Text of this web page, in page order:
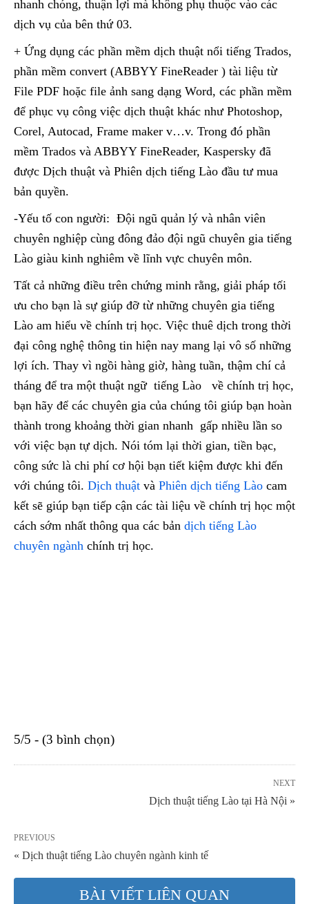
nhanh chóng, thuận lợi mà không phụ thuộc vào các
dịch vụ của bên thứ 03.
+ Ứng dụng các phần mềm dịch thuật nổi tiếng Trados,
phần mềm convert (ABBYY FineReader ) tài liệu từ
File PDF hoặc file ảnh sang dạng Word, các phần mềm
để phục vụ công việc dịch thuật khác như Photoshop,
Corel, Autocad, Frame maker v…v. Trong đó phần
mềm Trados và ABBYY FineReader, Kaspersky đã
được Dịch thuật và Phiên dịch tiếng Lào đầu tư mua
bản quyền.
-Yếu tố con người: Đội ngũ quản lý và nhân viên
chuyên nghiệp cùng đông đảo đội ngũ chuyên gia tiếng
Lào giàu kinh nghiêm về lĩnh vực chuyên môn.
Tất cả những điều trên chứng minh rằng, giải pháp tối
ưu cho bạn là sự giúp đỡ từ những chuyên gia tiếng
Lào am hiểu về chính trị học. Việc thuê dịch trong thời
đại công nghệ thông tin hiện nay mang lại vô số những
lợi ích. Thay vì ngồi hàng giờ, hàng tuần, thậm chí cả
tháng để tra một thuật ngữ tiếng Lào về chính trị học,
bạn hãy để các chuyên gia của chúng tôi giúp bạn hoàn
thành trong khoảng thời gian nhanh gấp nhiều lần so
với việc bạn tự dịch. Nói tóm lại thời gian, tiền bạc,
công sức là chi phí cơ hội bạn tiết kiệm được khi đến
với chúng tôi. Dịch thuật và Phiên dịch tiếng Lào cam
kết sẽ giúp bạn tiếp cận các tài liệu về chính trị học một
cách sớm nhất thông qua các bản dịch tiếng Lào
chuyên ngành chính trị học.
5/5 - (3 bình chọn)
NEXT
Dịch thuật tiếng Lào tại Hà Nội »
PREVIOUS
« Dịch thuật tiếng Lào chuyên ngành kinh tế
BÀI VIẾT LIÊN QUAN